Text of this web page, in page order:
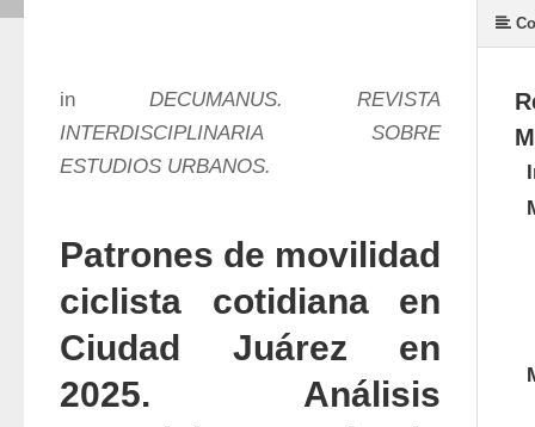
in DECUMANUS. REVISTA
INTERDISCIPLINARIA SOBRE
ESTUDIOS URBANOS.
Patrones de movilidad
ciclista cotidiana en
Ciudad Juárez en
2025. Análisis